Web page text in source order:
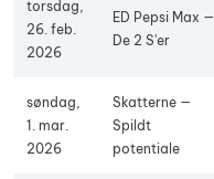
torsdag,
26. feb.
2026
ED Pepsi Max —
De 2 S'er
søndag,
1. mar.
2026
Skatterne —
Spildt
potentiale